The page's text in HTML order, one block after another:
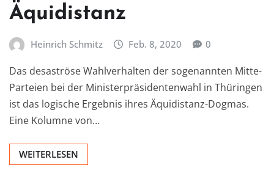
Äquidistanz
Heinrich Schmitz Feb. 8, 2020 0
Das desaströse Wahlverhalten der sogenannten Mitte-
Parteien bei der Ministerpräsidentenwahl in Thüringen
ist das logische Ergebnis ihres Äquidistanz-Dogmas.
Eine Kolumne von…
WEITERLESEN